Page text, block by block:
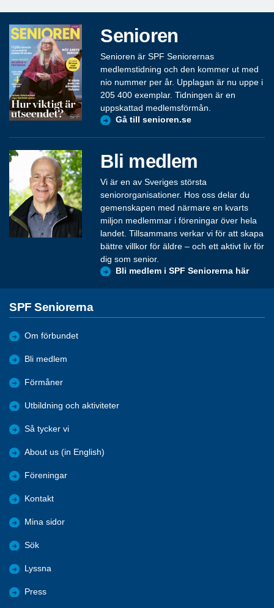
Senioren
Senioren är SPF Seniorernas
medlemstidning och den kommer ut med
nio nummer per år. Upplagan är nu uppe i
205 400 exemplar. Tidningen är en
uppskattad medlemsförmån.
Gå till senioren.se
Bli medlem
Vi är en av Sveriges största
seniororganisationer. Hos oss delar du
gemenskapen med närmare en kvarts
miljon medlemmar i föreningar över hela
landet. Tillsammans verkar vi för att skapa
bättre villkor för äldre – och ett aktivt liv för
dig som senior.
Bli medlem i SPF Seniorerna här
SPF Seniorerna
Om förbundet
Bli medlem
Förmåner
Utbildning och aktiviteter
Så tycker vi
About us (in English)
Föreningar
Kontakt
Mina sidor
Sök
Lyssna
Press